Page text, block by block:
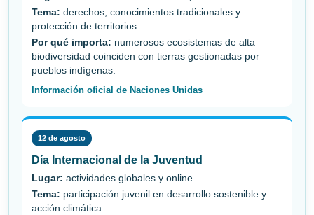
Tema: derechos, conocimientos tradicionales y
protección de territorios.
Por qué importa: numerosos ecosistemas de alta
biodiversidad coinciden con tierras gestionadas por
pueblos indígenas.
Información oficial de Naciones Unidas
12 de agosto
Día Internacional de la Juventud
Lugar: actividades globales y online.
Tema: participación juvenil en desarrollo sostenible y
acción climática.